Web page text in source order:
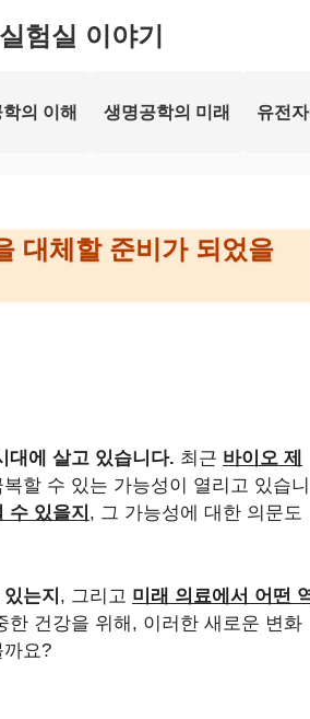
험실 이야기
의 이해 생명공학의 미래 유전
대체할 준비가 되었을
대에 살고 있습니다. 최근 바이오 제
할 수 있는 가능성이 열리고 있습니
수 있을지 , 그 가능성에 대한 의문도
는지 , 그리고 미래 의료에서 어떤
한 건강을 위해, 이러한 새로운 변화
요?